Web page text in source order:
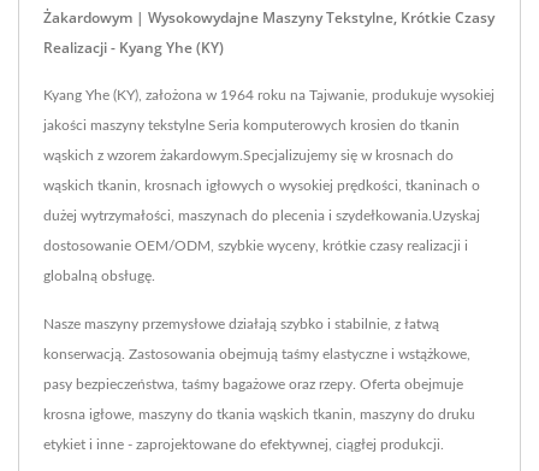
Żakardowym | Wysokowydajne Maszyny Tekstylne, Krótkie Czasy
Realizacji - Kyang Yhe (KY)
Kyang Yhe (KY), założona w 1964 roku na Tajwanie, produkuje wysokiej
jakości maszyny tekstylne Seria komputerowych krosien do tkanin
wąskich z wzorem żakardowym.Specjalizujemy się w krosnach do
wąskich tkanin, krosnach igłowych o wysokiej prędkości, tkaninach o
dużej wytrzymałości, maszynach do plecenia i szydełkowania.Uzyskaj
dostosowanie OEM/ODM, szybkie wyceny, krótkie czasy realizacji i
globalną obsługę.
Nasze maszyny przemysłowe działają szybko i stabilnie, z łatwą
konserwacją. Zastosowania obejmują taśmy elastyczne i wstążkowe,
pasy bezpieczeństwa, taśmy bagażowe oraz rzepy. Oferta obejmuje
krosna igłowe, maszyny do tkania wąskich tkanin, maszyny do druku
etykiet i inne - zaprojektowane do efektywnej, ciągłej produkcji.